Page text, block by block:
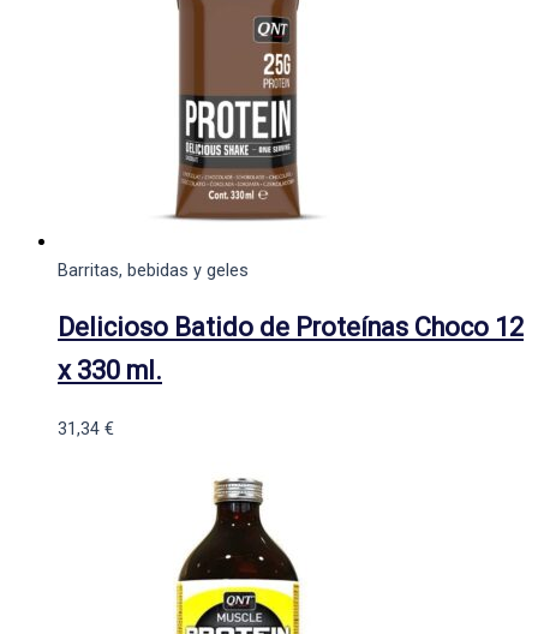
Barritas, bebidas y geles
Delicioso Batido de Proteínas Choco 12
x 330 ml.
31,34 €